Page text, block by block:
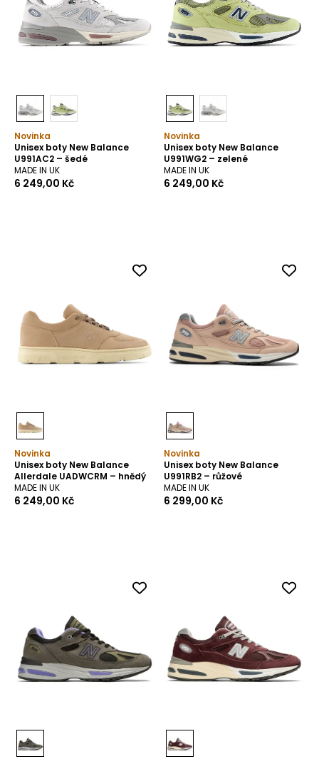
Novinka
Unisex boty New Balance
U991AC2 – šedé
MADE IN UK
6 249,00 Kč
Novinka
Unisex boty New Balance
U991WG2 – zelené
MADE IN UK
6 249,00 Kč
Novinka
Unisex boty New Balance
Allerdale UADWCRM – hnědý
MADE IN UK
6 249,00 Kč
Novinka
Unisex boty New Balance
U991RB2 – růžové
MADE IN UK
6 299,00 Kč